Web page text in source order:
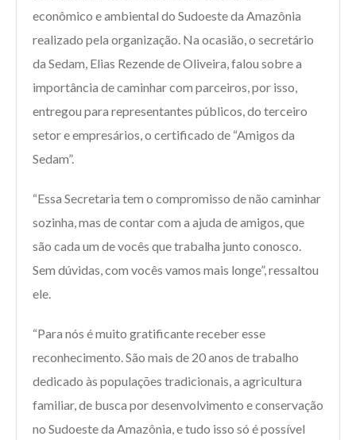
econômico e ambiental do Sudoeste da Amazônia
realizado pela organização. Na ocasião, o secretário
da Sedam, Elias Rezende de Oliveira, falou sobre a
importância de caminhar com parceiros, por isso,
entregou para representantes públicos, do terceiro
setor e empresários, o certificado de “Amigos da
Sedam”.
“Essa Secretaria tem o compromisso de não caminhar
sozinha, mas de contar com a ajuda de amigos, que
são cada um de vocês que trabalha junto conosco.
Sem dúvidas, com vocês vamos mais longe”, ressaltou
ele.
“Para nós é muito gratificante receber esse
reconhecimento. São mais de 20 anos de trabalho
dedicado às populações tradicionais, a agricultura
familiar, de busca por desenvolvimento e conservação
no Sudoeste da Amazônia, e tudo isso só é possível